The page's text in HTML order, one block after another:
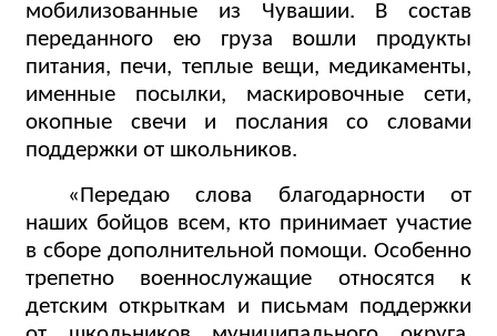
мобилизованные из Чувашии. В состав
переданного ею груза вошли продукты
питания, печи, теплые вещи, медикаменты,
именные посылки, маскировочные сети,
окопные свечи и послания со словами
поддержки от школьников.
«Передаю слова благодарности от
наших бойцов всем, кто принимает участие
в сборе дополнительной помощи. Особенно
трепетно военнослужащие относятся к
детским открыткам и письмам поддержки